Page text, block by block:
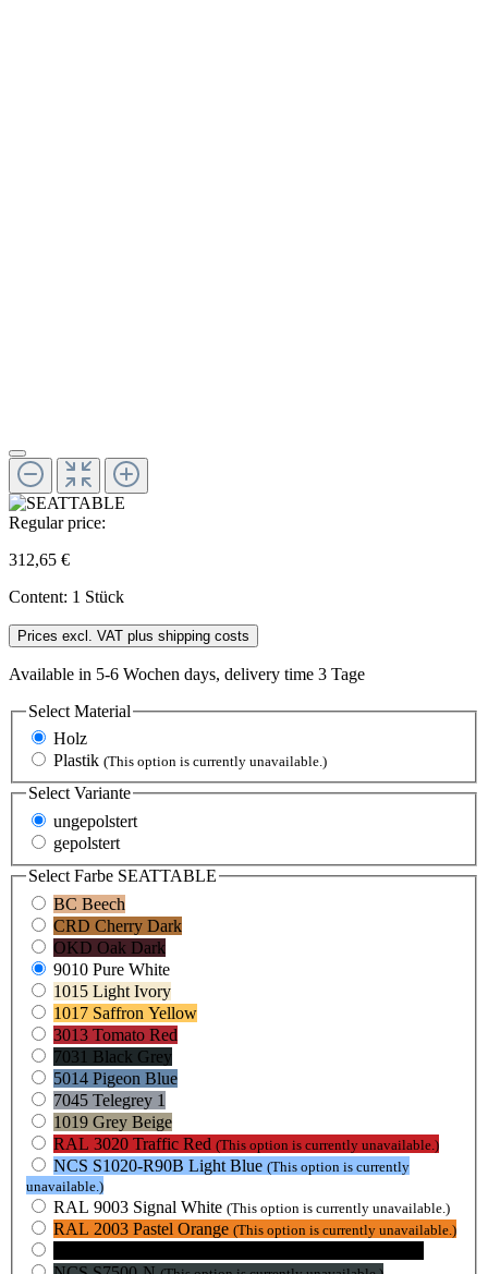
Regular price:
312,65 €
Content: 1 Stück
Prices excl. VAT plus shipping costs
Available in 5-6 Wochen days, delivery time 3 Tage
Select Material
Holz
Plastik (This option is currently unavailable.)
SelectVariante
ungepolstert
gepolstert
Select Farbe SEATTABLE
BC Beech
CRD Cherry Dark
OKD Oak Dark
9010 Pure White
1015 Light Ivory
1017 Saffron Yellow
3013 Tomato Red
7031 Black Grey
5014 Pigeon Blue
7045 Telegrey 1
1019 Grey Beige
RAL 3020 Traffic Red (This option is currently unavailable.)
NCS S1020-R90B Light Blue (This option is currently
unavailable.)
RAL 9003 Signal White (This option is currently unavailable.)
RAL 2003 Pastel Orange (This option is currently unavailable.)